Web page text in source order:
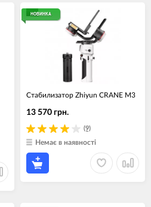
НОВИНКА
Стабилизатор Zhiyun CRANE M3
(9)
13 570 грн.
Немає в наявності